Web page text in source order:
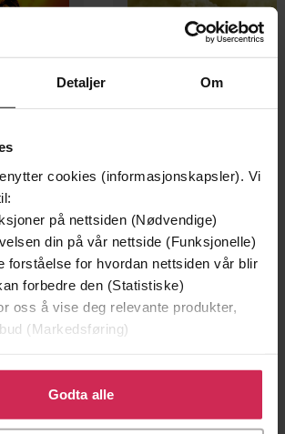
Detaljer Om
cookies (informasjonskapsler). Vi
på nettsiden (Nødvendige)
din på vår nettside (Funksjonelle)
forståelse for hvordan nettsiden vår blir
forbedre den (Statistiske)
oss å vise deg relevante produkter,
(Markedsføring)
alle» for å gi oss ditt samtykke til å
alle disse formålene. Du kan også
til spesifikke formål ved å klikke
Godta alle
219,-
Pascal Engman
LYDBOK